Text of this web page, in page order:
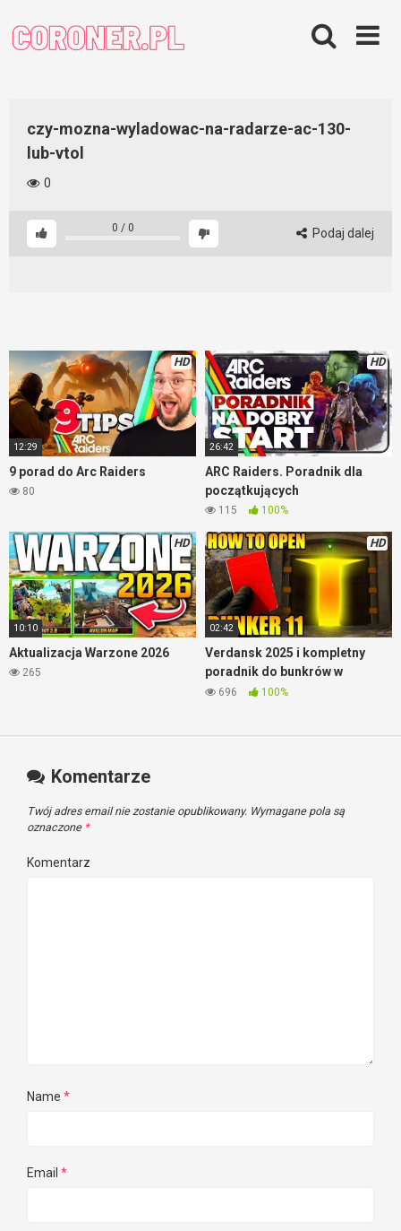
content
czy-mozna-wyladowac-na-radarze-ac-130-
lub-vtol
0
0 / 0 Podaj dalej
HD
12:29
9 porad do Arc Raiders
80
HD
26:42
ARC Raiders. Poradnik dla
początkujących
115 100%
HD
10:10
Aktualizacja Warzone 2026
265
HD
02:42
Verdansk 2025 i kompletny
poradnik do bunkrów w
Warzone
696 100%
Komentarze
Twój adres email nie zostanie opublikowany. Wymagane pola są
oznaczone *
Komentarz
Name *
Email *